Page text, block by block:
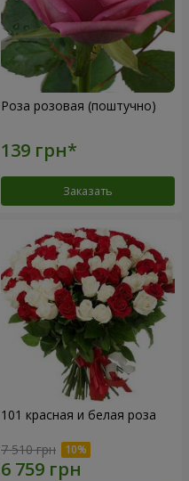
Роза розовая (поштучно)
Заказать
101 красная и белая роза
7 510 грн